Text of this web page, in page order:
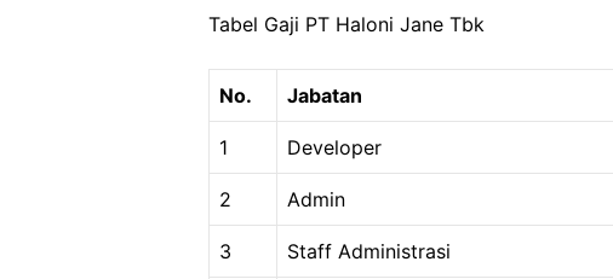
Tabel Gaji PT Haloni Jane Tbk
No. Jabatan
1 Developer
2 Admin
3 Staff Administrasi